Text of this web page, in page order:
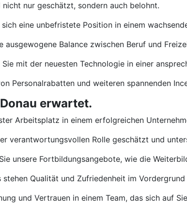
nur geschätzt, sondern auch belohnt.
sich eine unbefristete Position in einem
ausgewogene Balance zwischen Beruf und
mit der neuesten Technologie in einer
Personalrabatten und weiteren spannenden
erwartet.
Arbeitsplatz in einem erfolgreichen
verantwortungsvollen Rolle geschätzt und
unsere Fortbildungsangebote, wie die
stehen Qualität und Zufriedenheit im
und Vertrauen in einem Team, das sich auf